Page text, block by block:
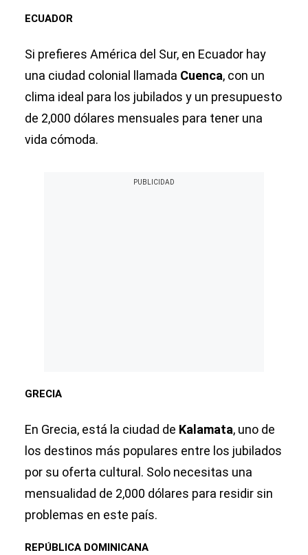
ECUADOR
Si prefieres América del Sur, en Ecuador hay
una ciudad colonial llamada Cuenca, con un
clima ideal para los jubilados y un presupuesto
de 2,000 dólares mensuales para tener una
vida cómoda.
GRECIA
En Grecia, está la ciudad de Kalamata, uno de
los destinos más populares entre los jubilados
por su oferta cultural. Solo necesitas una
mensualidad de 2,000 dólares para residir sin
problemas en este país.
REPÚBLICA DOMINICANA